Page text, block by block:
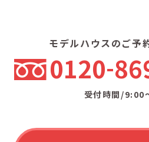
モデルハウスのご予
0120
受付時間/9:00